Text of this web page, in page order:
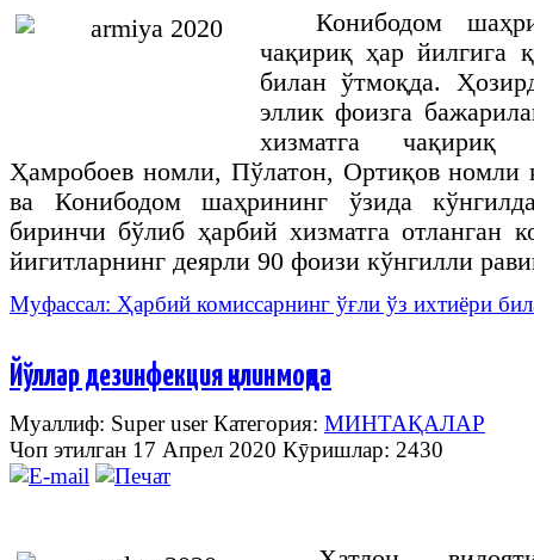
Конибодом
чақириқ ҳар йилгига
билан ўтмоқда.
эллик фоизга
хизматга чақириқ
Ҳамробоев номли, Пўлатон, Ортиқов номли
ва Конибодом шаҳрининг ўзида
биринчи бўлиб ҳарбий хизматга отланган
йигитларнинг деярли 90 фоизи кўнгилли
Муфассал: Ҳарбий комиссарнинг ўғли ўз ихтиёри
Йўллар дезинфекция қилинмоқда
Муаллиф: Super userКатегория: МИНТАҚАЛАР
Чоп этилган 17 Апрел 2020 Кӯришлар: 2430